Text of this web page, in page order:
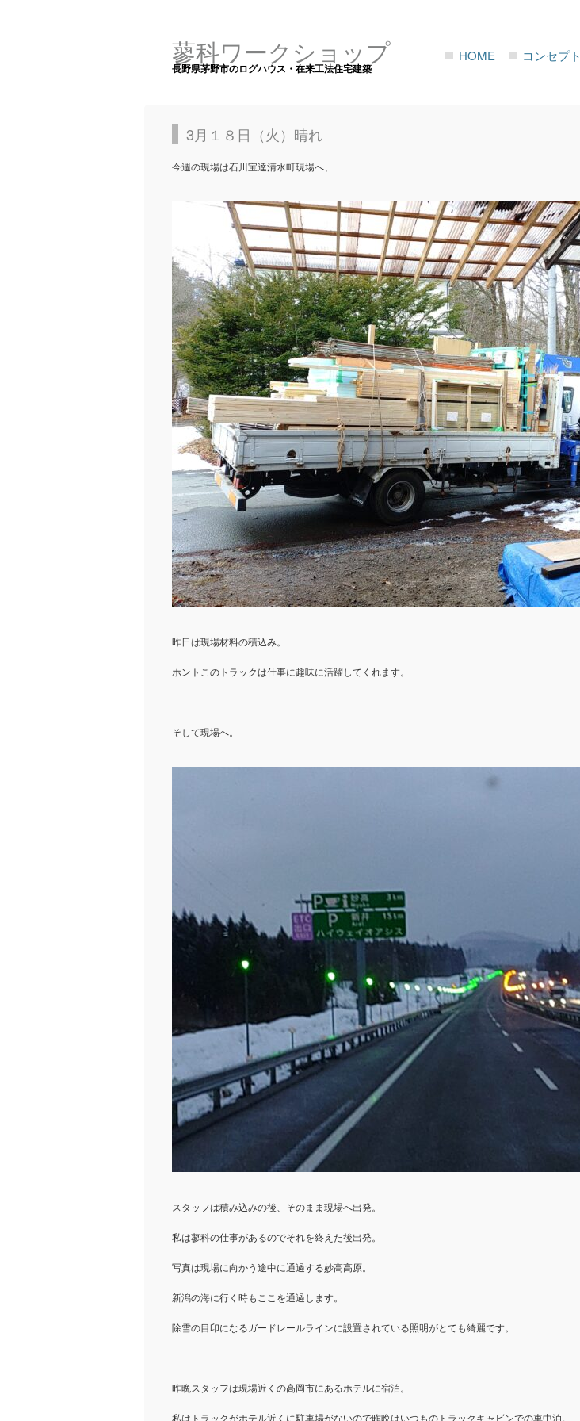
蓼科ワークショップ
長野県茅野市のログハウス・在来工法住宅建築
HOME コンセプト
3月１８日（火）晴れ
今週の現場は石川宝達清水町現場へ、
昨日は現場材料の積込み。
ホントこのトラックは仕事に趣味に活躍してくれます。
そして現場へ。
スタッフは積み込みの後、そのまま現場へ出発。
私は蓼科の仕事があるのでそれを終えた後出発。
写真は現場に向かう途中に通過する妙高高原。
新潟の海に行く時もここを通過します。
除雪の目印になるガードレールラインに設置されている照明がとても綺麗です。
昨晩スタッフは現場近くの高岡市にあるホテルに宿泊。
私はトラックがホテル近くに駐車場がないので昨晩はいつものトラックキャビンでの車中泊。